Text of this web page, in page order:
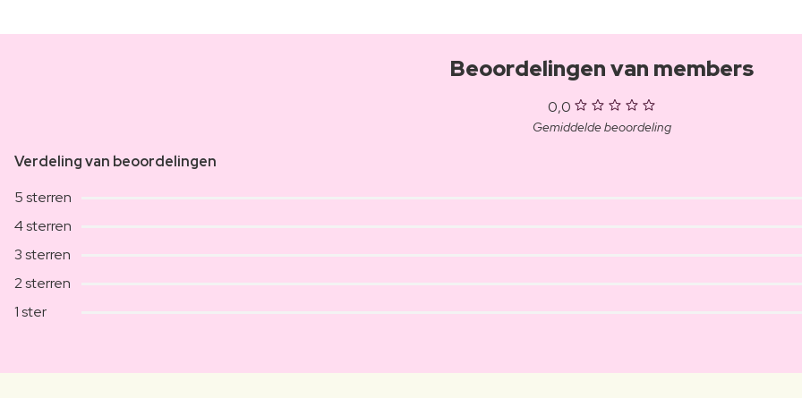
Beoordelingen van members
0,0
Gemiddelde beoordeling
Verdeling van beoordelingen
5 sterren
4 sterren
3 sterren
2 sterren
1 ster